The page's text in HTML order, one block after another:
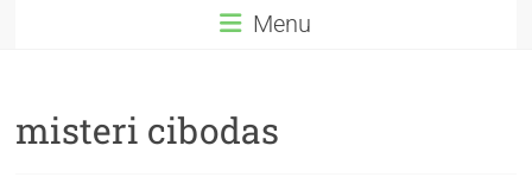
Menu
misteri cibodas